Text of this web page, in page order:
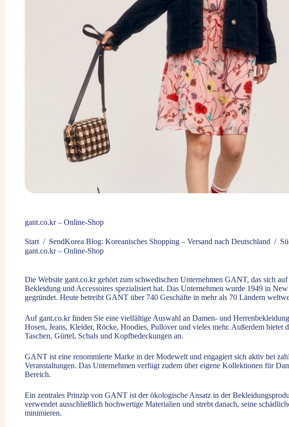
gant.co.kr – Online-Shop
Start / SendKorea Blog: Koreanisches Shopping – Versand nach Deutschland /
gant.co.kr – Online-Shop
Die Website gant.co.krgehört zum schwedischen Unternehmen GANT, das sich
Bekleidung und Accessoires spezialisiert hat. Das Unternehmen wurde 1949 in
gegründet. Heute betreibt GANT über 740 Geschäfte in mehr als 70 Ländern
Auf gant.co.krfinden Sie eine vielfältige Auswahl an Damen- und
Hosen, Jeans, Kleider, Röcke, Hoodies, Pullover und vieles mehr. Außerdem bietet
Taschen, Gürtel, Schals und Kopfbedeckungen an.
GANT ist eine renommierte Marke in der Modewelt und engagiert sich aktiv bei
Veranstaltungen. Das Unternehmen verfügt zudem über eigene Kollektionen für
Bereich.
Ein zentrales Prinzip von GANT ist der ökologische Ansatz in der
verwendet ausschließlich hochwertige Materialien und strebt danach, seine
minimieren.